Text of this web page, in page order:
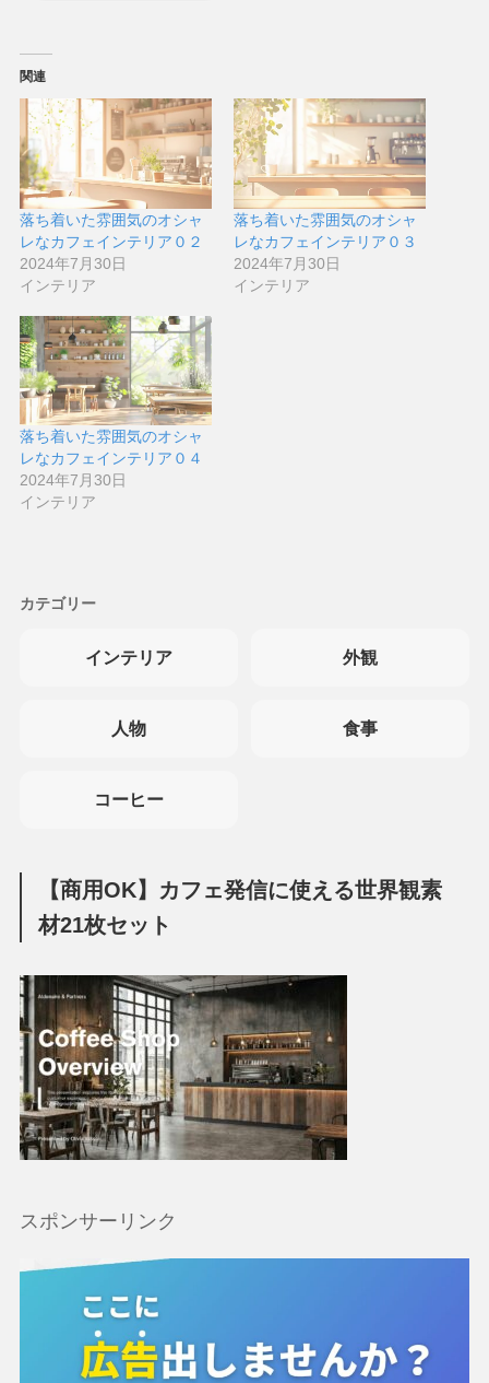
関連
落ち着いた雰囲気のオシャ
レなカフェインテリア０２
2024年7月30日
インテリア
落ち着いた雰囲気のオシャ
レなカフェインテリア０３
2024年7月30日
インテリア
落ち着いた雰囲気のオシャ
レなカフェインテリア０４
2024年7月30日
インテリア
カテゴリー
インテリア 外観
人物 食事
コーヒー
【商用OK】カフェ発信に使える世界観素
材21枚セット
スポンサーリンク